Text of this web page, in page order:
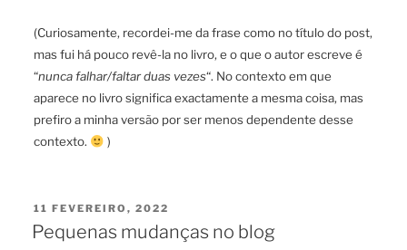
(Curiosamente, recordei-me da frase como no título do post,
mas fui há pouco revê-la no livro, e o que o autor escreve é
“nunca falhar/faltar duas vezes“. No contexto em que
aparece no livro significa exactamente a mesma coisa, mas
prefiro a minha versão por ser menos dependente desse
contexto.
)
PUBLICADO
EM
11 FEVEREIRO, 2022
Pequenas mudanças no blog